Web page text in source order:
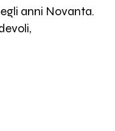
anni Novanta.